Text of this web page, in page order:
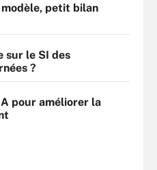
petit bilan
sur le SI des
?
pour améliorer la